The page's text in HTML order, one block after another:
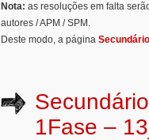
Nota: as resoluções em falta
autores / APM / SPM.
Deste modo, a página
1Fase –